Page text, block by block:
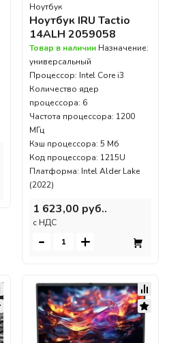
Ноутбук
Ноутбук IRU Tactio
14ALH 2059058
Товар в наличии Назначение:
универсальный
Процессор: Intel Core i3
Количество ядер
процессора: 6
Частота процессора: 1200
МГц
Кэш процессора: 5 Мб
Код процессора: 1215U
Платформа: Intel Alder Lake
(2022)
1 623,00 руб..
c НДС
- +